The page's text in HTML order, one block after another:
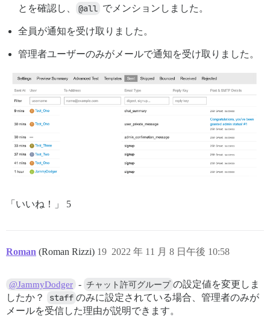
とを確認し、 @all でメンションしました。
全員が通知を受け取りました。
管理者ユーザーのみがメールで通知を受け取りました。
「いいね！」 5
Roman (Roman Rizzi) 2022 年 11 月 8 日午後 10:58
19
@JammyDodger - チャット許可グループ の設定値を変更しま
したか？
staff のみに設定されている場合、管理者のみが
メールを受信した理由が説明できます。